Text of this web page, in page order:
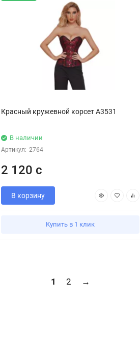
Красный кружевной корсет А3531
В наличии
Артикул: 2764
2 120 с
В корзину
Купить в 1 клик
1 2 →